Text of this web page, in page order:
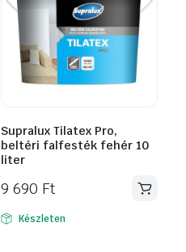
Supralux Tilatex Pro,
beltéri falfesték fehér 10
liter
9 690 Ft
Készleten